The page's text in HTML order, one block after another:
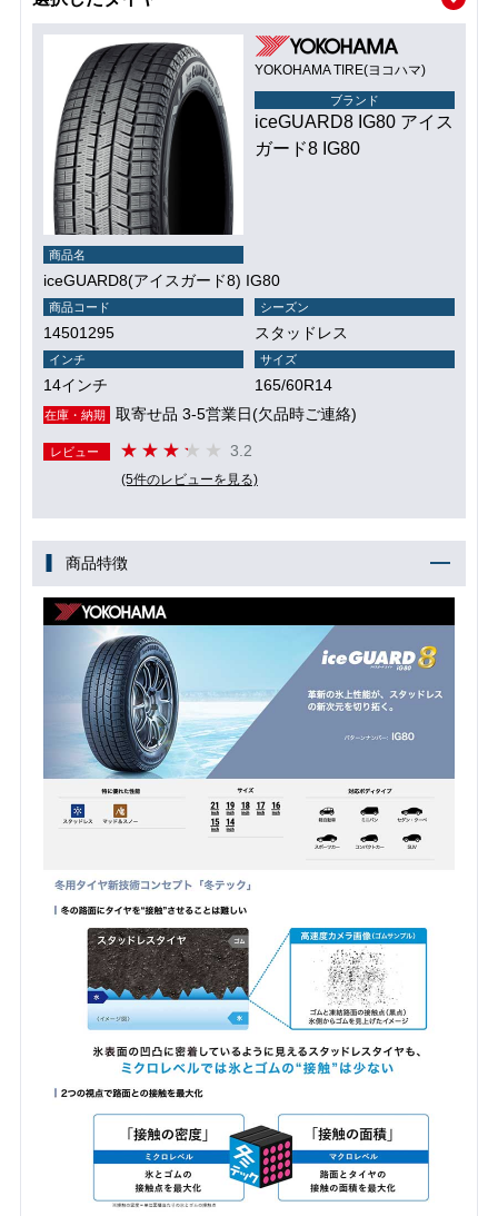
YOKOHAMA TIRE(ヨコハマ)
ブランド
iceGUARD8 IG80 アイス
ガード8 IG80
商品名
iceGUARD8(アイスガード8) IG80
商品コード
14501295
シーズン
スタッドレス
インチ
14インチ
サイズ
165/60R14
在庫・納期 取寄せ品 3-5営業日(欠品時ご連絡)
レビュー 3.2
(5件のレビューを見る)
商品特徴